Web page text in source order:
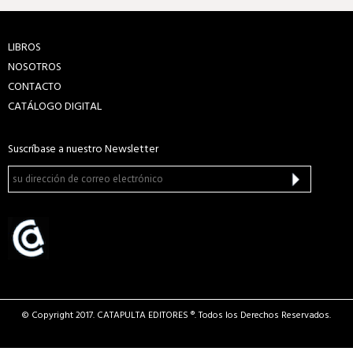
LIBROS
NOSOTROS
CONTACTO
CATÁLOGO DIGITAL
Suscríbase a nuestro Newsletter
© Copyright 2017. CATAPULTA EDITORES ®. Todos los Derechos Reservados.